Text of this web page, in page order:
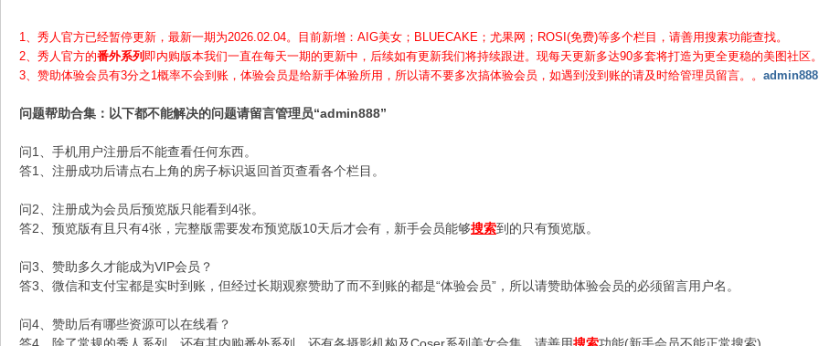
1、秀人官方已经暂停更新，最新一期为2026.02.04。目前新增：AIG美女；BLUECAKE；尤果网；ROSI(免费)等多个栏目，请善用搜素功能查找。
2、 秀人官方的番外系列 即内购版本我们一直在每天一期的更新中，后续如有更新我们将持续跟进。现每天更新多达90多套将打造为更全更稳的美图社区。
3、赞助体验会员有3分之1概率不会到账，体验会员是给新手体验所用，所以请不要多次搞体验会员，如遇到没到账的请及时给管理员留言。。 admin888
问题帮助合集 ：以下都不能解决的问题请留言管理员“admin888”
问1、手机用户注册后不能查看任何东西。
答1、注册成功后请点右上角的房子标识返回首页查看各个栏目。
问2、注册成为会员后预览版只能看到4张。
答2、预览版有且只有4张，完整版需要发布预览版10天后才会有，新手会员能够搜索到的只有预览版。
问3、赞助多久才能成为VIP会员？
答3、微信和支付宝都是实时到账，但经过长期观察赞助了而不到账的都是“体验会员”，所以请赞助体验会员的必须留言用户名。
问4、赞助后有哪些资源可以在线看？